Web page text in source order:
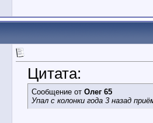
Цитата:
Сообщение от Олег 65
Упал с колонки года 3 назад